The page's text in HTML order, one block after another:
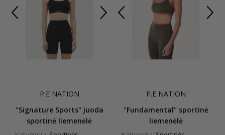
P.E NATION
"Signature Sports" juoda
sportinė liemenėlė
P.E NATION
"Fundamental" sportinė
liemenėlė